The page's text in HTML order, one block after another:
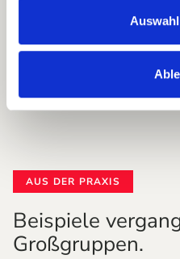
Sprich uns gerne an!
AUS DER PRAXIS
Beispiele
Großgruppen.